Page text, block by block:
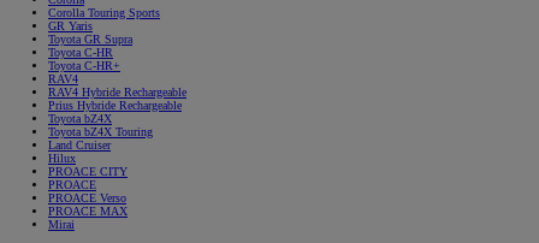
Corolla Touring Sports
GR Yaris
Toyota GR Supra
Toyota C-HR
Toyota C-HR+
RAV4
RAV4 Hybride Rechargeable
Prius Hybride Rechargeable
Toyota bZ4X
Toyota bZ4X Touring
Land Cruiser
Hilux
PROACE CITY
PROACE
PROACE Verso
PROACE MAX
Mirai